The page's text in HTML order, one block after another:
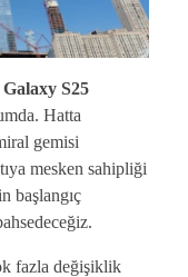
Galaxy S25
Hatta
gemisi
mesken sahipliği
başlangıç
fazla değişiklik